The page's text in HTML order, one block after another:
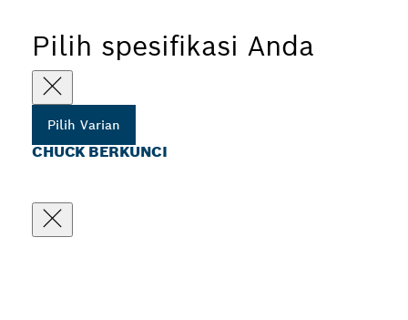
Pilih spesifikasi Anda
Pilih Varian
CHUCK BERKUNCI